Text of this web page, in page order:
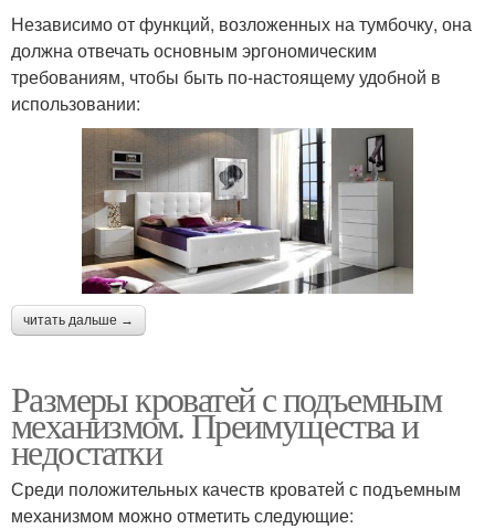
Независимо от функций, возложенных на тумбочку, она
должна отвечать основным эргономическим
требованиям, чтобы быть по-настоящему удобной в
использовании:
читать дальше →
Размеры кроватей с подъемным
механизмом. Преимущества и
недостатки
Среди положительных качеств кроватей с подъемным
механизмом можно отметить следующие: